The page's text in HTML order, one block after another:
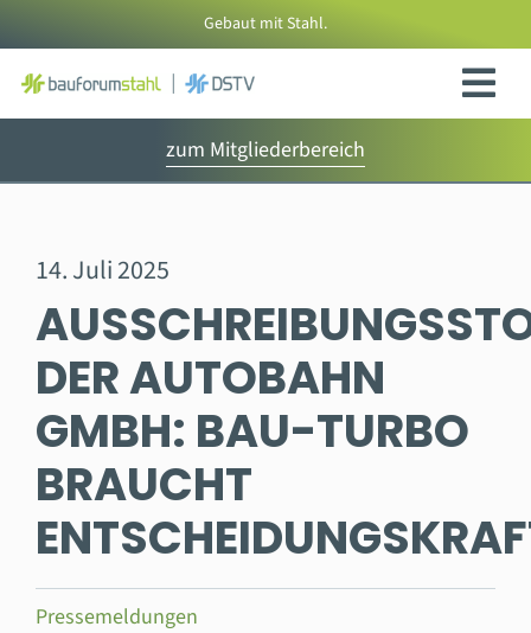
Inhalt
springen
Gebaut mit Stahl.
zum Mitgliederbereich
14. Juli 2025
DER AUTOBAHN
GMBH: BAU-TURBO
BRAUCHT
Pressemeldungen